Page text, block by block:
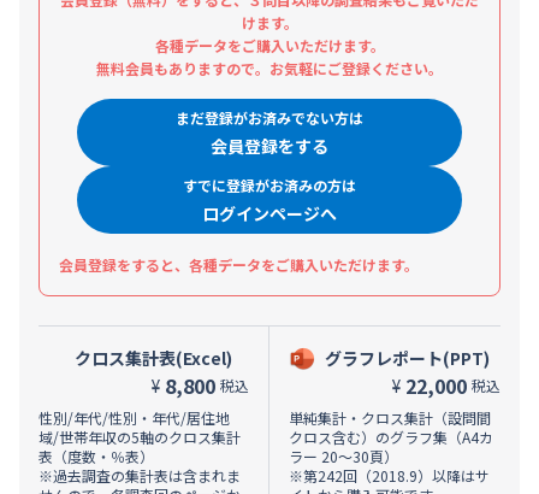
けます。
各種データをご購入いただけます。
無料会員もありますので。お気軽にご登録ください。
まだ登録がお済みでない方は
会員登録をする
すでに登録がお済みの方は
ログインページへ
会員登録をすると、各種データをご購入いただけます。
クロス集計表(Excel)
¥ 8,800 税込
性別/年代/性別・年代/居住地
域/世帯年収の5軸のクロス集計
表（度数・％表）
※過去調査の集計表は含まれま
グラフレポート(PPT)
¥ 22,000 税込
単純集計・クロス集計（設問間
クロス含む）のグラフ集（A4カ
ラー 20～30頁）
※第242回（2018.9）以降はサ